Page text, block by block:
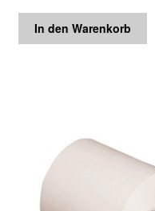
In den Warenkorb